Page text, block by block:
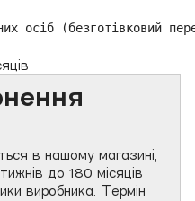
осіб (безготівковий
в нашому магазині,
до 180 місяців
виробника. Термін